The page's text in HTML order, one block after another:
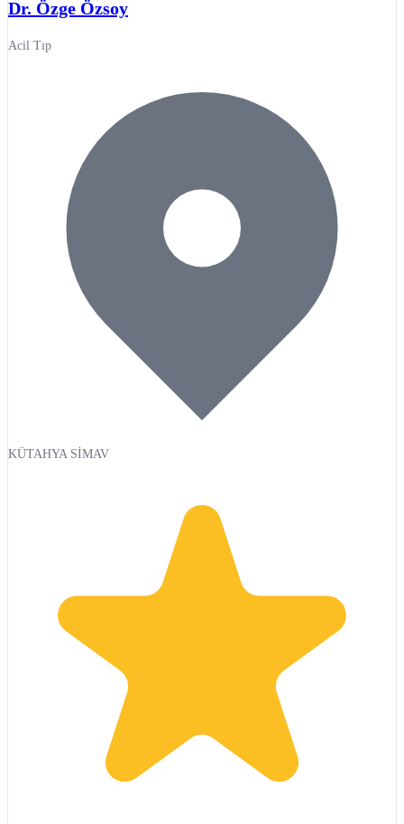
Dr. Özge Özsoy
Acil Tıp
KÜTAHYA SİMAV